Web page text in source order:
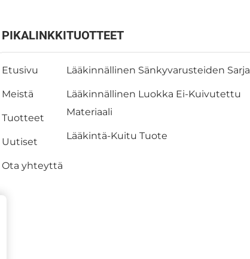
PIKALINKKI
Etusivu
Meistä
Tuotteet
Uutiset
Ota yhteyttä
TUOTTEET
Lääkinnällinen Sänkyvarusteiden Sarja
Lääkinnällinen Luokka Ei-Kuivutettu
Materiaali
Lääkintä-Kuitu Tuote